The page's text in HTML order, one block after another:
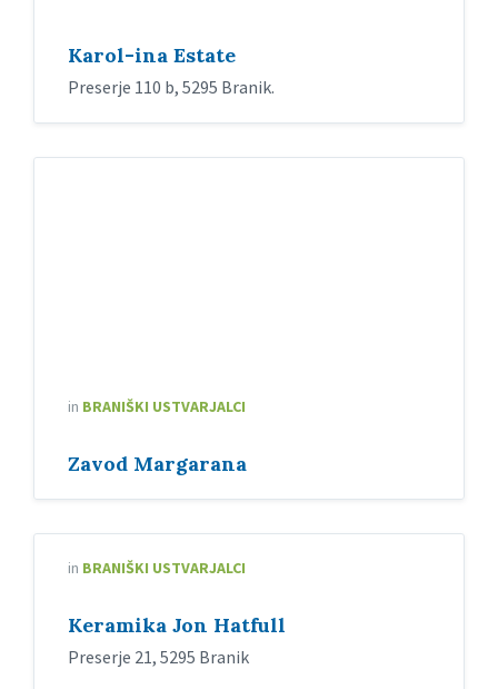
Karol-ina Estate
Preserje 110 b, 5295 Branik.
in BRANIŠKI USTVARJALCI
Zavod Margarana
in BRANIŠKI USTVARJALCI
Keramika Jon Hatfull
Preserje 21, 5295 Branik